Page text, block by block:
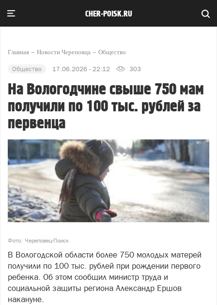
CHER-POISK.RU
Главная Новости Череповца Общество
Общество 17.06.2026 - 22:12 303
На Вологодчине свыше 750 мам
получили по 100 тыс. рублей за
первенца
Фото: Череповец-Поиск
В Вологодской области более 750 молодых матерей
получили по 100 тыс. рублей при рождении первого
ребенка. Об этом сообщил министр труда и
социальной защиты региона Александр Ершов
накануне.